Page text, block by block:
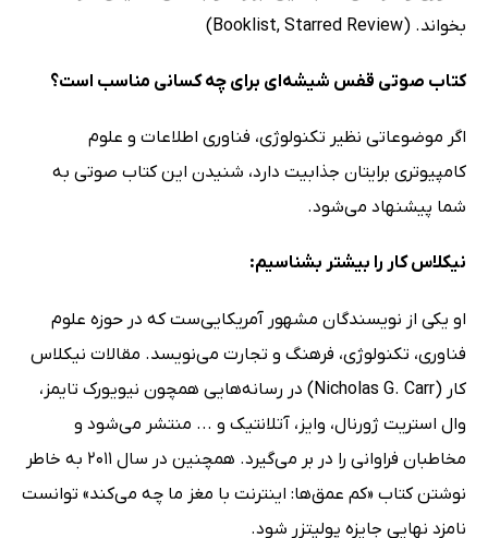
بخواند. (Booklist, Starred Review)
کتاب صوتی قفس شیشه‌ای برای چه کسانی مناسب است؟
اگر موضوعاتی نظیر تکنولوژی، فناوری اطلاعات و علوم
کامپیوتری برایتان جذابیت دارد، شنیدن این کتاب صوتی به
شما پیشنهاد می‌شود.
نیکلاس کار را بیشتر بشناسیم:
او یکی از نویسندگان مشهور آمریکایی‌ست که در حوزه علوم
فناوری، تکنولوژی، فرهنگ و تجارت می‌نویسد. مقالات نیکلاس
کار (Nicholas G. Carr) در رسانه‌هایی همچون نیویورک تایمز،
وال استریت ژورنال، وایز، آتلانتیک و ... منتشر می‌شود و
مخاطبان فراوانی را در بر می‌گیرد. همچنین در سال 2011 به خاطر
نوشتن کتاب «کم عمق‌ها: اینترنت با مغز ما چه می‌کند» توانست
نامزد نهایی جایزه پولیتزر شود.